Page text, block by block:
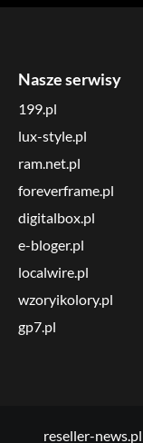
Nasze serwisy
199.pl
lux-style.pl
ram.net.pl
foreverframe.pl
digitalbox.pl
e-bloger.pl
localwire.pl
wzoryikolory.pl
gp7.pl
reseller-news.pl